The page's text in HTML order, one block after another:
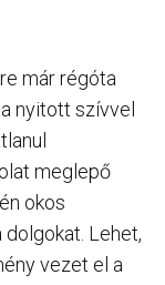
már régóta
nyitott szívvel
meglepő
okos
Lehet,
vezet el a